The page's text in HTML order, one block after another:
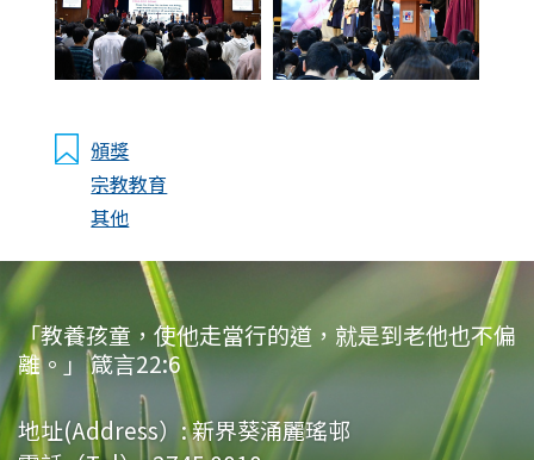
頒獎
宗教教育
其他
「教養孩童，使他走當行的道，就是到老他也不偏
離。」 箴言22:6
地址(Address）:新界葵涌麗瑤邨